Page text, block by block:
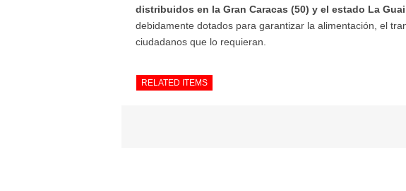
distribuidos en la Gran Caracas (50) y el estado La
debidamente dotados para garantizar la alimentación, el
ciudadanos que lo requieran.
RELATED ITEMS